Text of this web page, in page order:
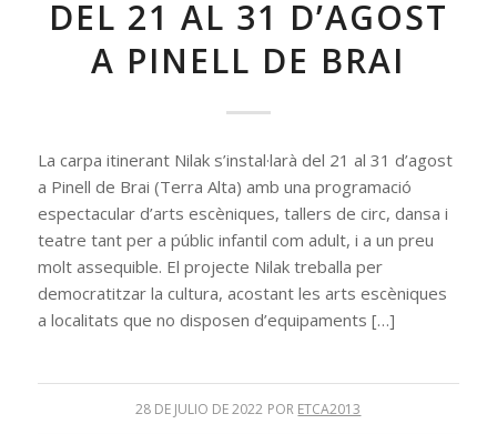
DEL 21 AL 31 D’AGOST
A PINELL DE BRAI
La carpa itinerant Nilak s’instal·larà del 21 al 31 d’agost
a Pinell de Brai (Terra Alta) amb una programació
espectacular d’arts escèniques, tallers de circ, dansa i
teatre tant per a públic infantil com adult, i a un preu
molt assequible. El projecte Nilak treballa per
democratitzar la cultura, acostant les arts escèniques
a localitats que no disposen d’equipaments […]
28 DE JULIO DE 2022 POR ETCA2013